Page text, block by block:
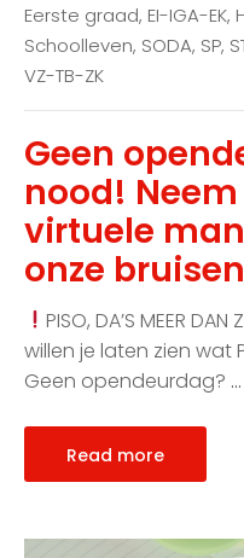
Eerste graad, EI-IGA-EK,
Schoolleven, SODA, SP,
VZ-TB-ZK
Geen
nood!
virtuele
onze
PISO, DA’S MEER
willen je laten zien wat
Geen opendeurdag? …
Read more